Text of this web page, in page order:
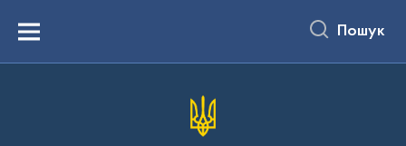
вмістуMenu Пошук